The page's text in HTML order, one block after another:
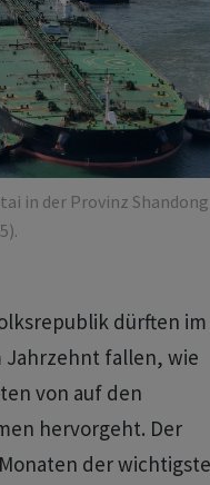
in der Provinz Shandong
⁠dürften im
Jahrzehnt fallen, ⁠wie
von auf den
hervorgeht. ‌Der
der wichtigste